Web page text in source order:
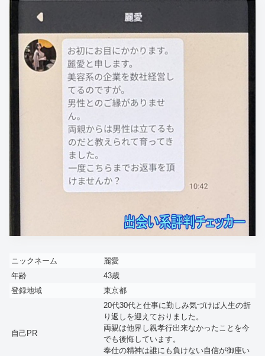
ニックネーム
麗愛
年齢
43歳
登録地域
東京都
自己PR
20代30代と仕事に勤しみ気づけば人生の折
り返しを迎えておりました。
両親は他界し親孝行出来なかったことを今
でも後悔しています。
奉仕の精神は誰にも負けない自信が御座い